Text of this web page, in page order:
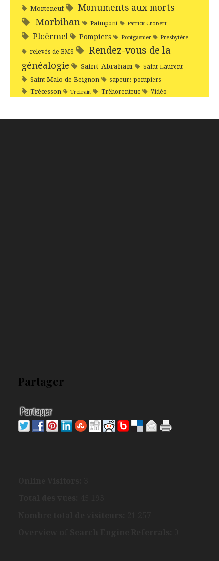
Monteneuf Monuments aux morts
Morbihan Paimpont Patrick Chobert
Ploërmel Pompiers Pontgasnier Presbytère
relevés de BMS
Rendez-vous de la
généalogie
Saint-Abraham Saint-Laurent
Saint-Malo-de-Beignon sapeurs-pompiers
Trécesson Tréfrain Tréhorenteuc Vidéo
Partager